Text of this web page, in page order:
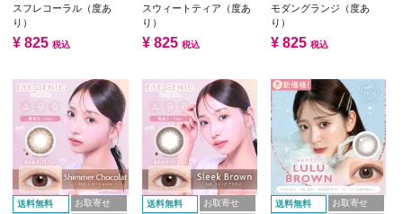
スフレコーラル（度あ
り）
¥ 825 税込
スウィートティア（度あ
り）
¥ 825 税込
モダングランジ（度あ
り）
¥ 825 税込
送料無料 お取寄せ 送料無料 お取寄せ 送料無料 お取寄せ